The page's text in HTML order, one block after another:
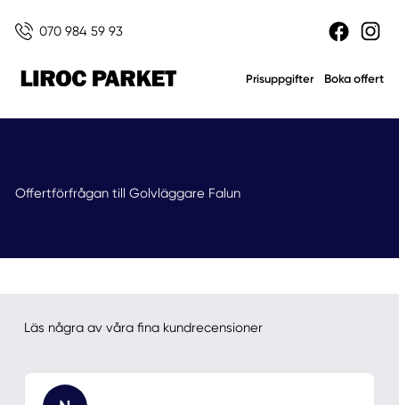
070 984 59 93
Prisuppgifter Boka offert
Offertförfrågan till Golvläggare Falun
Läs några av våra fina kundrecensioner